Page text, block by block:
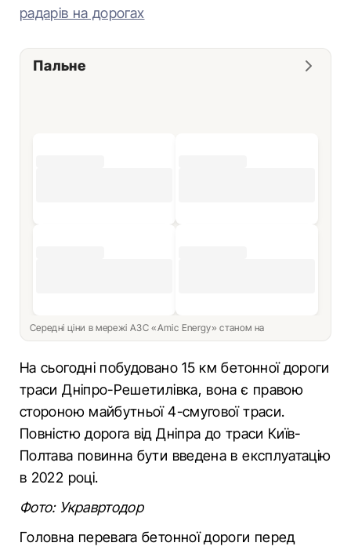
радарів на дорогах
Пальне
Середні ціни в мережі АЗС «Amic Energy» станом на
На сьогодні побудовано 15 км бетонної дороги
траси Дніпро-Решетилівка, вона є правою
стороною майбутньої 4-смугової траси.
Повністю дорога від Дніпра до траси Київ-
Полтава повинна бути введена в експлуатацію
в 2022 році.
Фото: Укравртодор
Головна перевага бетонної дороги перед